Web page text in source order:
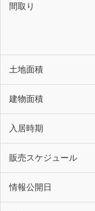
間取り
土地面積
建物面積
入居時期
販売スケジュール
情報公開日